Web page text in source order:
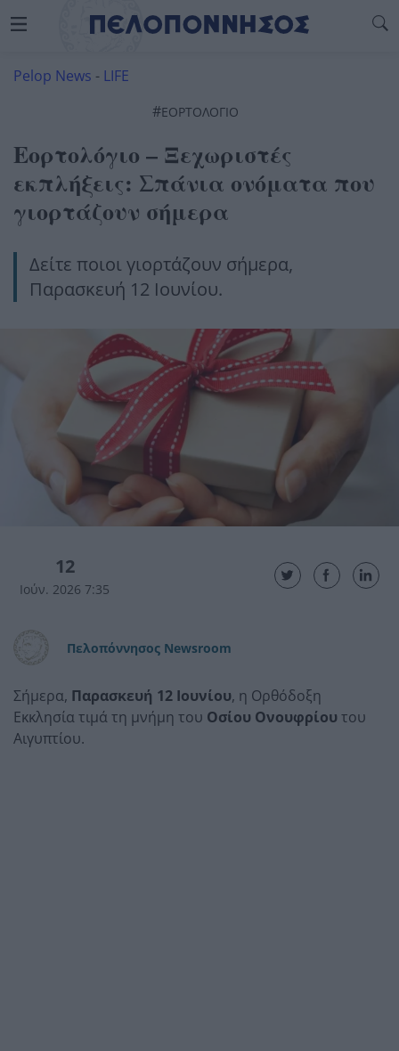
Pelop News - LIFE
#ΕΟΡΤΟΛΌΓΙΟ
Εορτολόγιο – Ξεχωριστές
εκπλήξεις: Σπάνια ονόματα που
γιορτάζουν σήμερα
Δείτε ποιοι γιορτάζουν σήμερα,
Παρασκευή 12 Ιουνίου.
12
Ιούν. 2026 7:35
Πελοπόννησος Newsroom
Σήμερα, Παρασκευή 12 Ιουνίου, η Ορθόδοξη
Εκκλησία τιμά τη μνήμη του Οσίου Ονουφρίουτου
Αιγυπτίου.